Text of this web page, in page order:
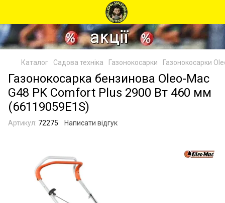
Каталог Садова техніка Газонокосарки Газонокосарки
Газонокосарка бензинова Oleo-Mac
G48 PK Comfort Plus 2900 Вт 460 мм
(66119059E1S)
Артикул: 72275 Написати відгук